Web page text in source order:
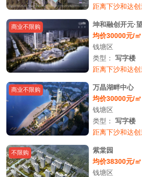
距离下沙和达
商业不限购
坤和融创开元·
均价30000元/㎡
钱塘区
类型：写字楼
距离下沙和达
商业不限购
万晶湖畔中心
均价30000元/㎡
钱塘区
类型：写字楼
距离下沙和达
不限购
紫棠园
均价38300元/㎡
钱塘区